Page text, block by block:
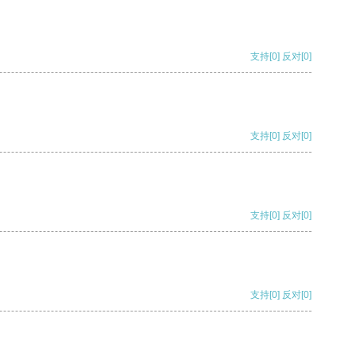
支持[0] 反对[0]
支持[0] 反对[0]
支持[0] 反对[0]
支持[0] 反对[0]